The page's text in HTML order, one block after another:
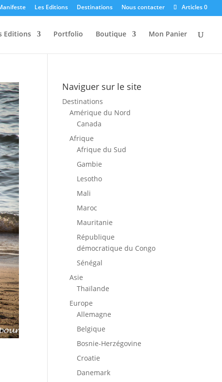
Les Editions Destinations Nous contacter Articles 0
Editions Portfolio Boutique Mon Panier
Naviguer sur le site
Destinations
Amérique du Nord
Canada
Afrique
Afrique du Sud
Gambie
Lesotho
Mali
Maroc
Mauritanie
République
démocratique du Congo
Sénégal
Asie
Thaïlande
Europe
Allemagne
Belgique
Bosnie-Herzégovine
Croatie
Danemark